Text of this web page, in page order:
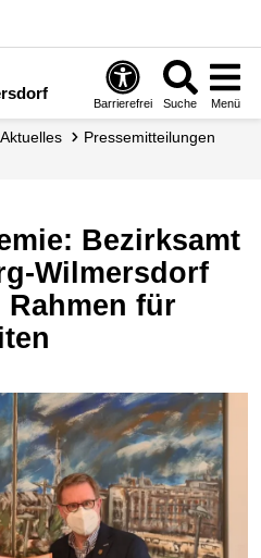
Barrierefrei Suche Menü
Aktuelles
Presse­mitteilungen
Wilmersdorf
für